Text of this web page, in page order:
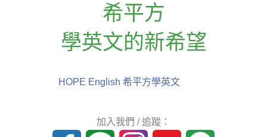
希平方
學英文的新希望
HOPE English 希平方學英文
加入我們 / 追蹤：